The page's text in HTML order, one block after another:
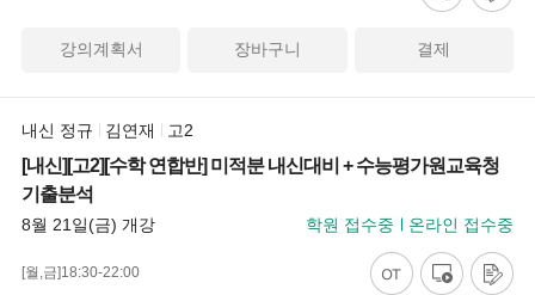
강의계획서 장바구니 결제
내신 정규 김연재 고2
[내신][고2][수학 연합반] 미적분 내신대비 + 수능평가원교육청
기출분석
8월 21일(금) 개강 학원 접수중 온라인 접수중
[월,금]18:30-22:00